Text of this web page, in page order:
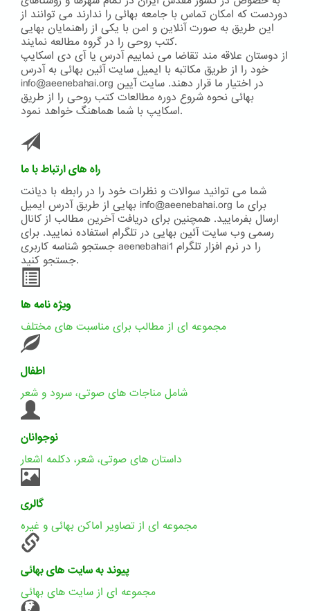
دوردست که امکان تماس با جامعه بهائی را ندارند می توانند از
این طریق به صورت آنلاین و امن با یکی از راهنمایان بهایی
کتب روحی را در گروه مطالعه نمایند.
از دوستان علاقه مند تقاضا می نماییم آدرس یا آی دی اسکایپ
خود را از طریق مکاتبه با ایمیل سایت آئین بهائی به آدرس
info@aeenebahai.org در اختیار ما قرار دهند. سایت آیین
بهائی نحوه شروع دوره مطالعات کتب روحی را از طریق
اسکایپ با شما هماهنگ خواهد نمود.
راه های ارتباط با ما
شما می توانید سوالات و نظرات خود را در رابطه با دیانت
بهایی از طریق آدرس ایمیل info@aeenebahai.org برای ما
ارسال بفرمایید. همچنین برای دریافت آخرین مطالب از کانال
رسمی وب سایت آئین بهایی در تلگرام استفاده نمایید. برای
جستجو شناسه کاربری aeenebahai1 را در نرم افزار تلگرام
جستجو کنید.
ویژه نامه ها
مجموعه ای از مطالب برای مناسبت های مختلف
اطفال
شامل مناجات های صوتی، سرود و شعر
نوجوانان
داستان های صوتی، شعر، دکلمه اشعار
گالری
مجموعه ای از تصاویر اماکن بهائی و غیره
پیوند به سایت های بهائی
مجموعه ای از سایت های بهائی